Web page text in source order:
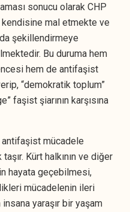
sonucu olarak CHP
mal etmekte ve
şekillendirmeye
Bu duruma hem
hem de antifaşist
“demokratik toplum”
faşist şiarının karşısına
mücadele
Kürt halkının ve diğer
hayata geçebilmesi,
mücadelenin ileri
insana yaraşır bir yaşam